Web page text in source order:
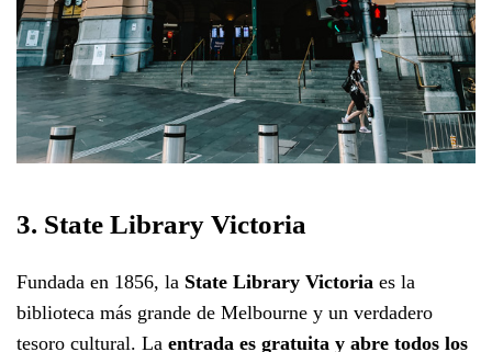
3. State Library Victoria
Fundada en 1856, la State Library Victoria es la
biblioteca más grande de Melbourne y un verdadero
tesoro cultural. La entrada es gratuita y abre todos los